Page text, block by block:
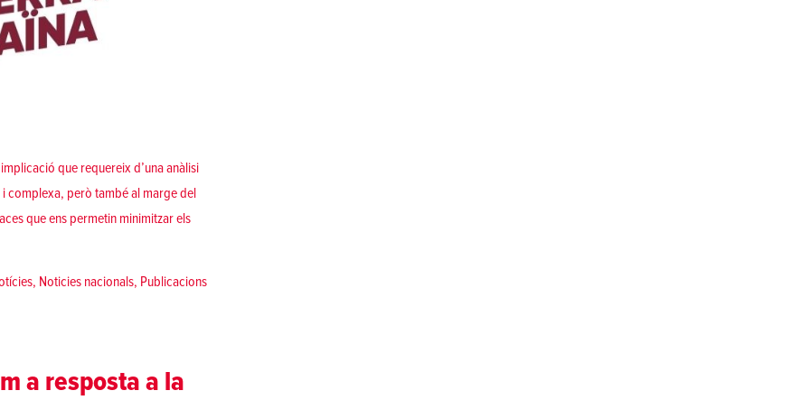
que requereix d’una anàlisi
complexa, però també al marge del
que ens permetin minimitzar els
guerra a Ucraïna»
, Noticies nacionals, Publicacions
a resposta a la